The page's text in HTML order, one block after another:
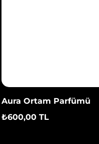
Aura Ortam Parfümü
₺600,00 TL